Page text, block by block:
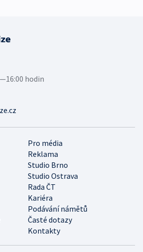
Pro média
Reklama
Studio Brno
Studio Ostrava
Rada ČT
Kariéra
Podávání námětů
Časté dotazy
Kontakty
hodin